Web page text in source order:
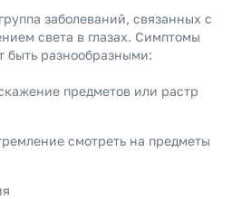
заболеваний, связанных с
света в глазах. Симптомы
быть разнообразными:
предметов или растр
смотреть на предметы